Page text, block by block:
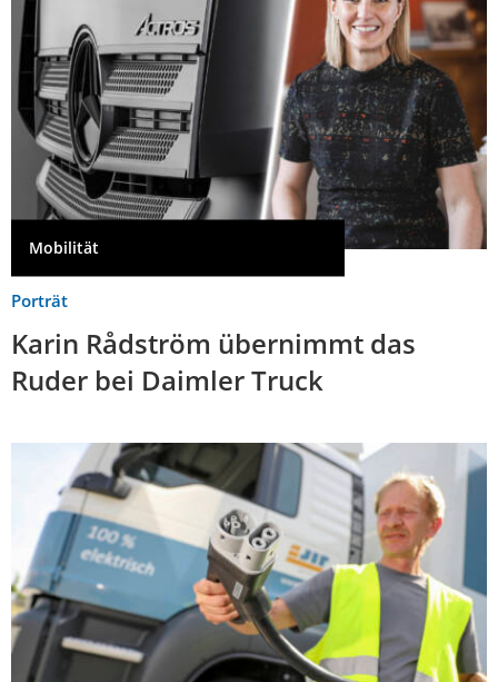
Mobilität
Porträt
Karin Rådström übernimmt das
Ruder bei Daimler Truck